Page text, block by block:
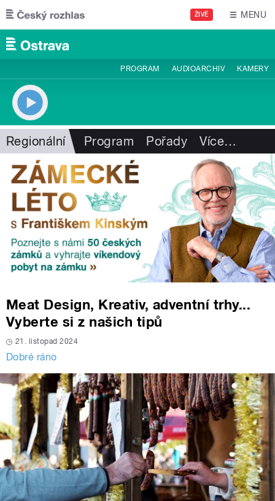
Přejít k hlavnímu obsahu
ŽIVĚ MENU
PROGRAM AUDIOARCHIV KAMERY
Regionální Program Pořady Více…
Meat Design, Kreativ, adventní trhy...
Vyberte si z našich tipů
21. listopad 2024
Dobré ráno